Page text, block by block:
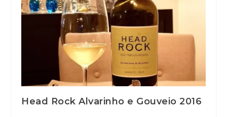
Head Rock Alvarinho e Gouveio 2016⁠